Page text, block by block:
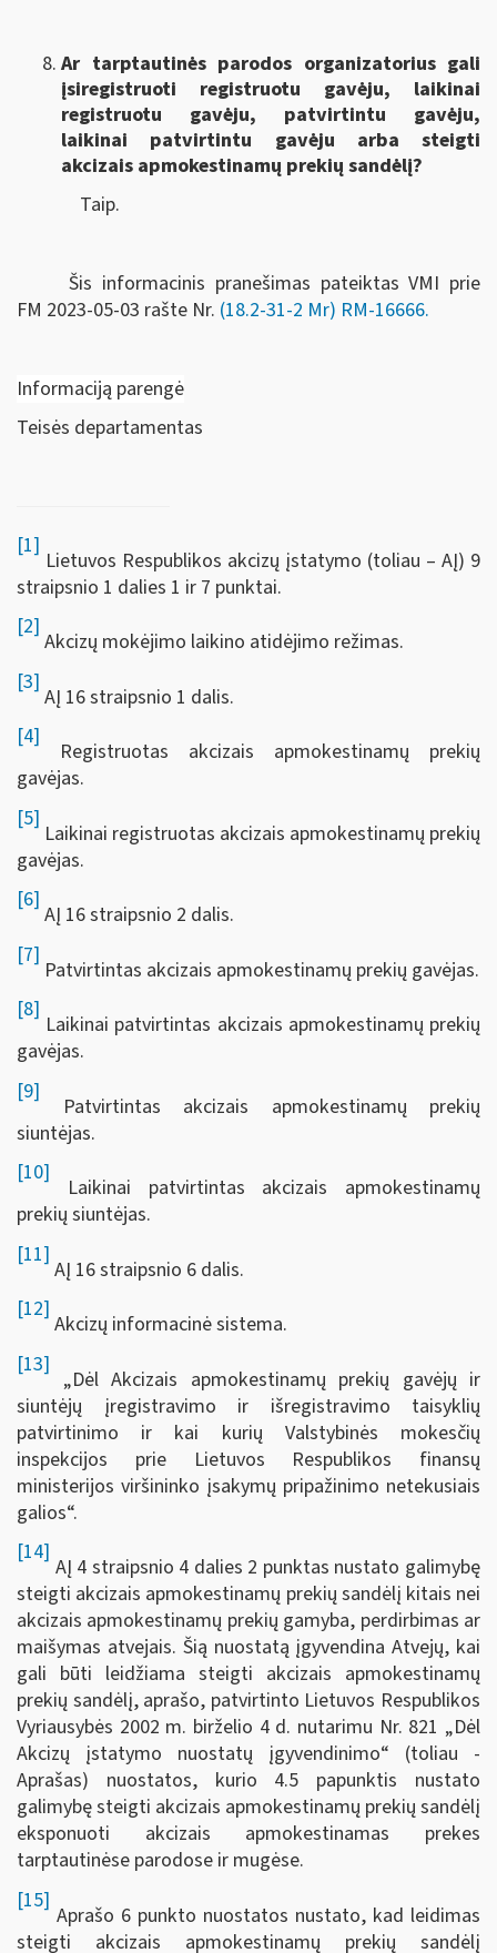
Ar tarptautinės parodos organizatorius gali
įsiregistruoti registruotu gavėju, laikinai
registruotu gavėju, patvirtintu gavėju,
laikinai patvirtintu gavėju arba steigti
akcizais apmokestinamų prekių sandėlį?
Taip.
Šis informacinis pranešimas pateiktas VMI prie
FM 2023-05-03 rašte Nr. (18.2-31-2 Mr) RM-16666.
Informaciją parengė
Teisės departamentas
[1]
Lietuvos Respublikos akcizų įstatymo (toliau – AĮ) 9
straipsnio 1 dalies 1 ir 7 punktai.
[2]
Akcizų mokėjimo laikino atidėjimo režimas.
[3]
AĮ 16 straipsnio 1 dalis.
[4]
Registruotas akcizais apmokestinamų prekių
gavėjas.
[5]
Laikinai registruotas akcizais apmokestinamų prekių
gavėjas.
[6]
AĮ 16 straipsnio 2 dalis.
[7]
Patvirtintas akcizais apmokestinamų prekių gavėjas.
[8]
Laikinai patvirtintas akcizais apmokestinamų prekių
gavėjas.
[9]
Patvirtintas akcizais apmokestinamų prekių
siuntėjas.
[10]
Laikinai patvirtintas akcizais apmokestinamų
prekių siuntėjas.
[11]
AĮ 16 straipsnio 6 dalis.
[12]
Akcizų informacinė sistema.
[13]
„Dėl Akcizais apmokestinamų prekių gavėjų ir
siuntėjų įregistravimo ir išregistravimo taisyklių
patvirtinimo ir kai kurių Valstybinės mokesčių
inspekcijos prie Lietuvos Respublikos finansų
ministerijos viršininko įsakymų pripažinimo netekusiais
galios“.
[14]
AĮ 4 straipsnio 4 dalies 2 punktas nustato galimybę
steigti akcizais apmokestinamų prekių sandėlį kitais nei
akcizais apmokestinamų prekių gamyba, perdirbimas ar
maišymas atvejais. Šią nuostatą įgyvendina Atvejų, kai
gali būti leidžiama steigti akcizais apmokestinamų
prekių sandėlį, aprašo, patvirtinto Lietuvos Respublikos
Vyriausybės 2002 m. birželio 4 d. nutarimu Nr. 821 „Dėl
Akcizų įstatymo nuostatų įgyvendinimo“ (toliau -
Aprašas) nuostatos, kurio 4.5 papunktis nustato
galimybę steigti akcizais apmokestinamų prekių sandėlį
eksponuoti akcizais apmokestinamas prekes
tarptautinėse parodose ir mugėse.
[15]
Aprašo 6 punkto nuostatos nustato, kad leidimas
steigti akcizais apmokestinamų prekių sandėlį